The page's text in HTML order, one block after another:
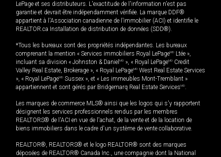
LePage et ses distributeurs. L'exactitude de l'information n'est pas
garantie et devrait être indépendamment vérifiée. La marque DDF®
appartient à l'Association canadienne de l’immobilier (ACI) et identifie le
REALTOR.ca Installation de distribution de données (SDD®).
*Tous les bureaux sont des propriétés indépendantes. Les bureaux
comprenant la mention « Services immobiliers Royal LePageMD Ltée »,
incluant sa division « Johnston & Daniel MD », « Royal LePageMD Credit
Valley Real Estate, Brokerage », « Royal LePageMD West Real Estate Services
», « Royal LePageMD Sussex », et « Les immeubles Mont-Tremblant »
appartiennent et sont gérés par Bridgemarq Real Estate ServicesMD.
Les marques de commerce MLS® ainsi que les logos qui s'y rapportent
désignent les services professionnels rendus par les membres
REALTORS® de l'ACI en vue de l'achat, de la vente et de la location de
biens immobiliers dans le cadre d'un système de vente collaborative.
REALTOR®, REALTORS® et le logo REALTOR® sont des marques
déposées de REALTOR® Canada Inc., une compagnie dont la National